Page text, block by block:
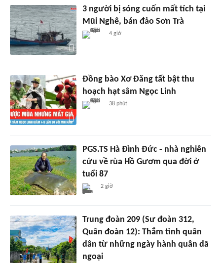
3 người bị sóng cuốn mất tích tại
Mũi Nghê, bán đảo Sơn Trà
4 giờ
Đồng bào Xơ Đăng tất bật thu
hoạch hạt sâm Ngọc Linh
38 phút
PGS.TS Hà Đình Đức - nhà nghiên
cứu về rùa Hồ Gươm qua đời ở
tuổi 87
2 giờ
Trung đoàn 209 (Sư đoàn 312,
Quân đoàn 12): Thắm tình quân
dân từ những ngày hành quân dã
ngoại